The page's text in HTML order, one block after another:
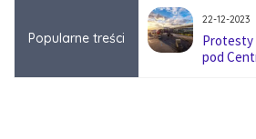
Popularne treści
pokoleniową w
22-12-2023
Protesty
pod